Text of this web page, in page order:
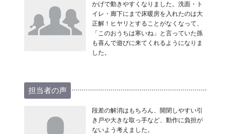
かげで動きやすくなりました。洗面・ト
イレ・廊下にまで床暖房を入れたのは大
正解！ヒヤリとすることがなくなって、
「このおうちは寒いね」と言っていた孫
も喜んで遊びに来てくれるようになりま
した。
担当者の声
段差の解消はもちろん、開閉しやすい引
き戸や大きな取っ手など、動作に負担が
ないよう考えました。